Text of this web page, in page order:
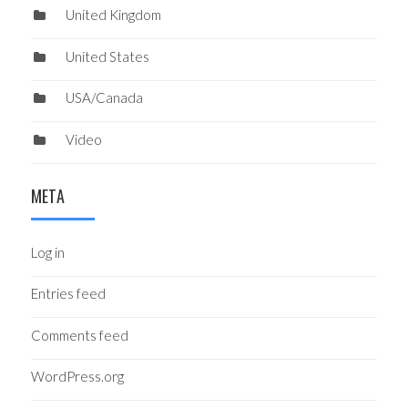
United Kingdom
United States
USA/Canada
Video
META
Log in
Entries feed
Comments feed
WordPress.org